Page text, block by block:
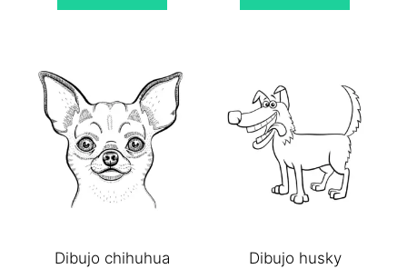
Dibujo chihuhua Dibujo husky